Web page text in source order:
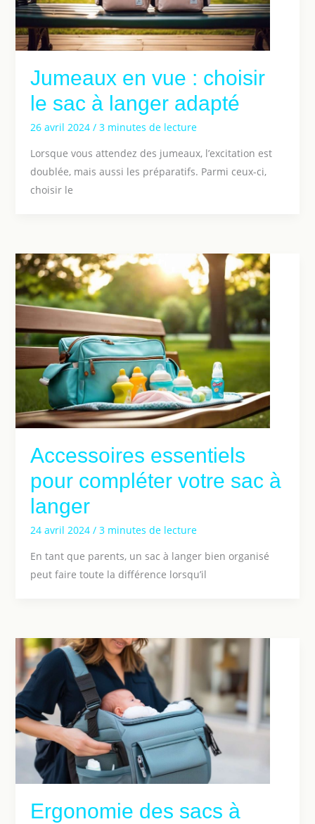
Jumeaux en vue : choisir
le sac à langer adapté
26 avril 2024 / 3 minutes de lecture
Lorsque vous attendez des jumeaux, l’excitation est
doublée, mais aussi les préparatifs. Parmi ceux-ci,
choisir le
Accessoires essentiels
pour compléter votre sac à
langer
24 avril 2024 / 3 minutes de lecture
En tant que parents, un sac à langer bien organisé
peut faire toute la différence lorsqu’il
Ergonomie des sacs à